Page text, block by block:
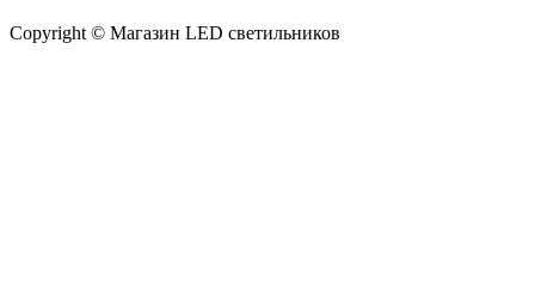
Copyright © Магазин LED светильников